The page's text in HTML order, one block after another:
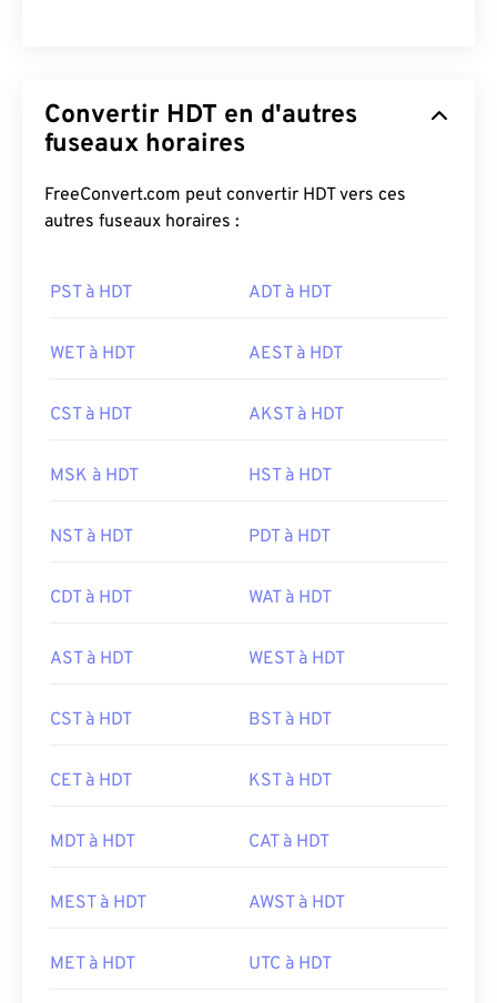
Convertir HDT en d'autres
fuseaux horaires
FreeConvert.com peut convertir HDT vers ces
autres fuseaux horaires :
PST à HDT ADT à HDT
WET à HDT AEST à HDT
CST à HDT AKST à HDT
MSK à HDT HST à HDT
NST à HDT PDT à HDT
CDT à HDT WAT à HDT
AST à HDT WEST à HDT
CST à HDT BST à HDT
CET à HDT KST à HDT
MDT à HDT CAT à HDT
MEST à HDT AWST à HDT
MET à HDT UTC à HDT